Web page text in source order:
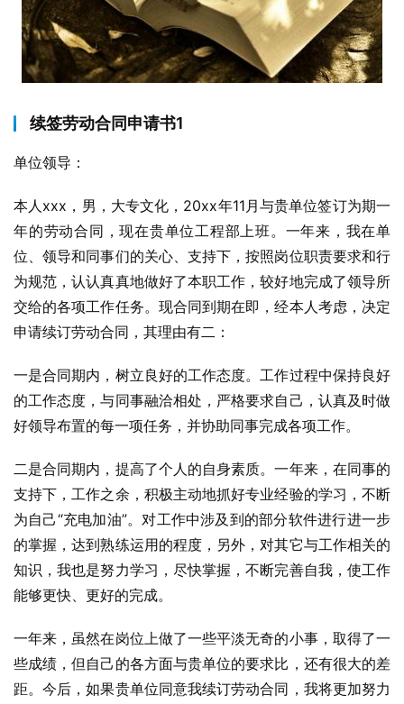
续签劳动合同申请书1
单位领导：
本人xxx，男，大专文化，20xx年11月与贵单位签订为期一
年的劳动合同，现在贵单位工程部上班。一年来，我在单
位、领导和同事们的关心、支持下，按照岗位职责要求和行
为规范，认认真真地做好了本职工作，较好地完成了领导所
交给的各项工作任务。现合同到期在即，经本人考虑，决定
申请续订劳动合同，其理由有二：
一是合同期内，树立良好的工作态度。工作过程中保持良好
的工作态度，与同事融洽相处，严格要求自己，认真及时做
好领导布置的每一项任务，并协助同事完成各项工作。
二是合同期内，提高了个人的自身素质。一年来，在同事的
支持下，工作之余，积极主动地抓好专业经验的学习，不断
为自己“充电加油”。对工作中涉及到的部分软件进行进一步
的掌握，达到熟练运用的程度，另外，对其它与工作相关的
知识，我也是努力学习，尽快掌握，不断完善自我，使工作
能够更快、更好的完成。
一年来，虽然在岗位上做了一些平淡无奇的小事，取得了一
些成绩，但自己的各方面与贵单位的要求比，还有很大的差
距。今后，如果贵单位同意我续订劳动合同，我将更加努力